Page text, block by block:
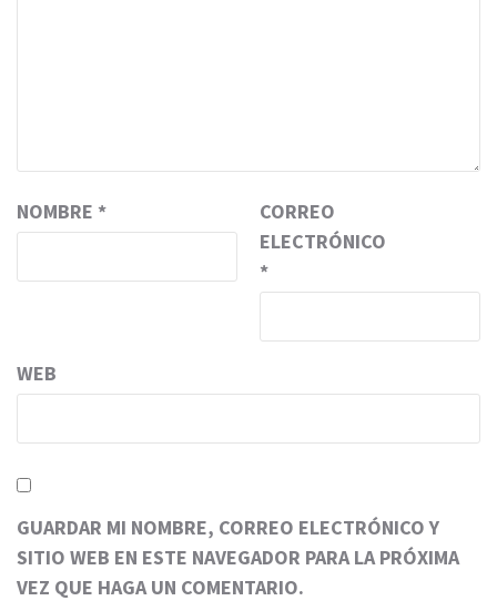
NOMBRE *
CORREO
ELECTRÓNICO
*
WEB
GUARDAR MI NOMBRE, CORREO ELECTRÓNICO Y
SITIO WEB EN ESTE NAVEGADOR PARA LA PRÓXIMA
VEZ QUE HAGA UN COMENTARIO.